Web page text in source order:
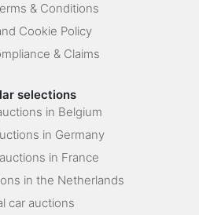
& Conditions
Cookie Policy
& Claims
selections
in Belgium
in Germany
in France
in the Netherlands
car auctions